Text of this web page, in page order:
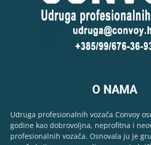
O NAMA
Udruga profesionalnih vozača Convoy
godine kao dobrovoljna, neprofitna i
profesionalnih vozača. Osnovala ju je